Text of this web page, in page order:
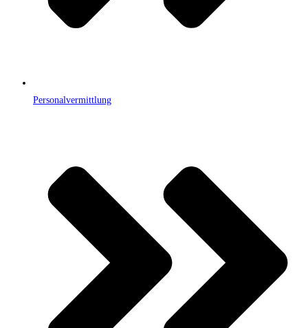
Personalvermittlung